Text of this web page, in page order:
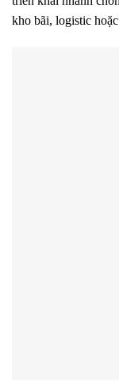
kho bãi, logistic